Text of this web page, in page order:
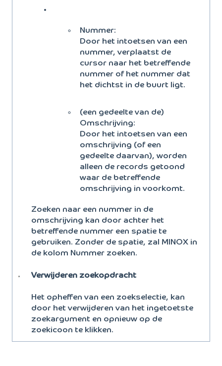
Nummer:
Door het intoetsen van een
nummer, verplaatst de
cursor naar het betreffende
nummer of het nummer dat
het dichtst in de buurt ligt.
(een gedeelte van de)
Omschrijving:
Door het intoetsen van een
omschrijving (of een
gedeelte daarvan), worden
alleen de records getoond
waar de betreffende
omschrijving in voorkomt.
Zoeken naar een nummer in de
omschrijving kan door achter het
betreffende nummer een spatie te
gebruiken. Zonder de spatie, zal MINOX in
de kolom Nummer zoeken.
Verwijderen zoekopdracht
Het opheffen van een zoekselectie, kan
door het verwijderen van het ingetoetste
zoekargument en opnieuw op de
zoekicoon te klikken.